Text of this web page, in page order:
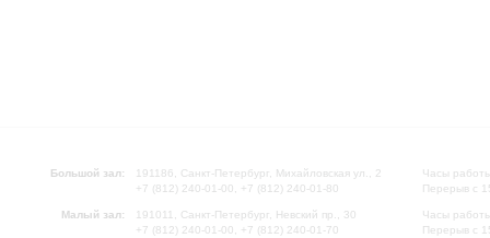
Большой зал:
191186, Санкт-Петербург, Михайловская ул., 2
+7 (812) 240-01-00, +7 (812) 240-01-80
Малый зал:
191011, Санкт-Петербург, Невский пр., 30
+7 (812) 240-01-00, +7 (812) 240-01-70
Часы
Перерыв с
Часы
Перерыв с